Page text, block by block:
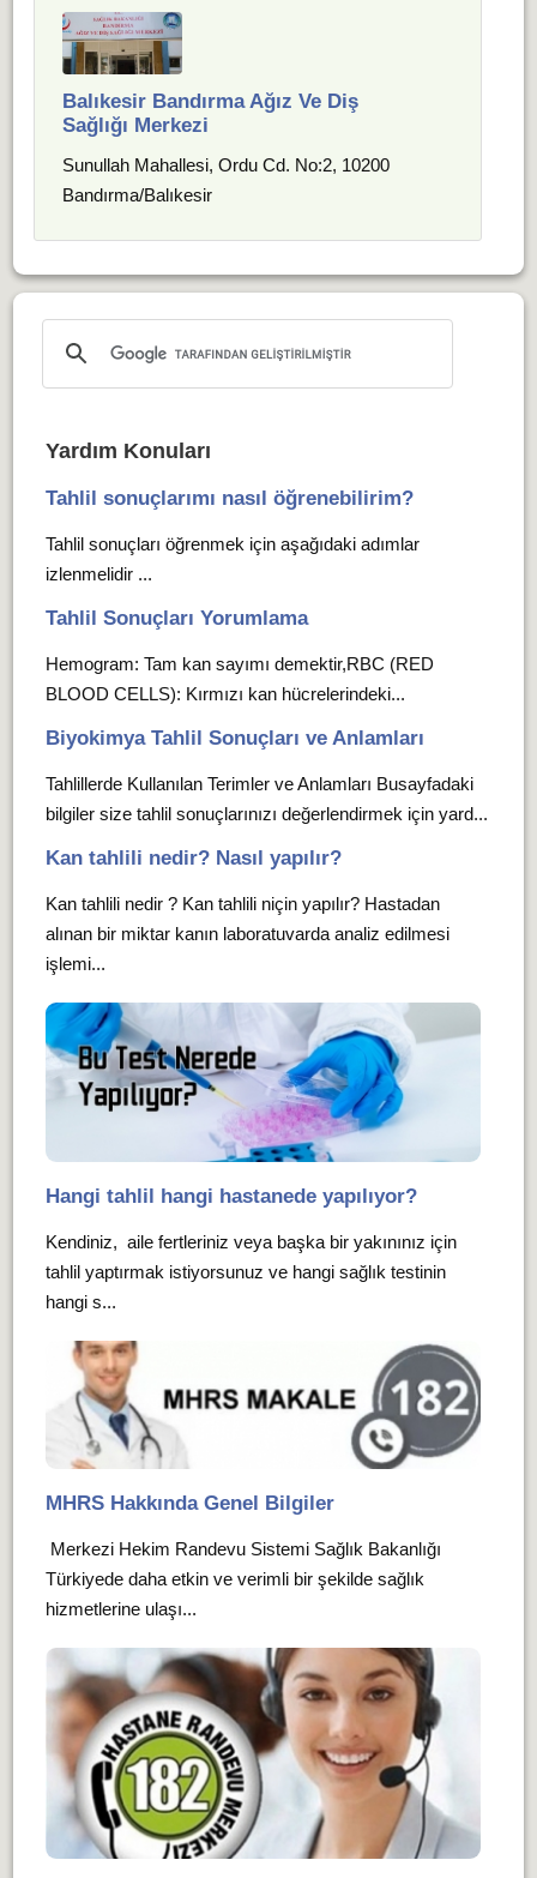
Balıkesir Bandırma Ağız Ve Diş
Sağlığı Merkezi
Sunullah Mahallesi, Ordu Cd. No:2, 10200
Bandırma/Balıkesir
Yardım Konuları
Tahlil sonuçlarımı nasıl öğrenebilirim?
Tahlil sonuçları öğrenmek için aşağıdaki adımlar
izlenmelidir ...
Tahlil Sonuçları Yorumlama
Hemogram: Tam kan sayımı demektir,RBC (RED
BLOOD CELLS): Kırmızı kan hücrelerindeki...
Biyokimya Tahlil Sonuçları ve Anlamları
Tahlillerde Kullanılan Terimler ve Anlamları Busayfadaki
bilgiler size tahlil sonuçlarınızı değerlendirmek için yard...
Kan tahlili nedir? Nasıl yapılır?
Kan tahlili nedir ? Kan tahlili niçin yapılır? Hastadan
alınan bir miktar kanın laboratuvarda analiz edilmesi
işlemi...
Hangi tahlil hangi hastanede yapılıyor?
Kendiniz, aile fertleriniz veya başka bir yakınınız için
tahlil yaptırmak istiyorsunuz ve hangi sağlık testinin
hangi s...
MHRS Hakkında Genel Bilgiler
Merkezi Hekim Randevu Sistemi Sağlık Bakanlığı
Türkiyede daha etkin ve verimli bir şekilde sağlık
hizmetlerine ulaşı...